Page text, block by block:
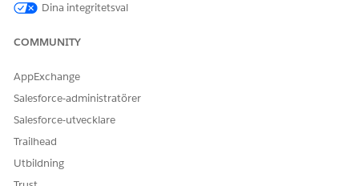
Dina integritetsval
COMMUNITY
AppExchange
Salesforce-administratörer
Salesforce-utvecklare
Trailhead
Utbildning